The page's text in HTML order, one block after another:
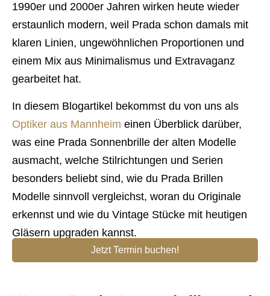
1990er und 2000er Jahren wirken heute wieder
erstaunlich modern, weil Prada schon damals mit
klaren Linien, ungewöhnlichen Proportionen und
einem Mix aus Minimalismus und Extravaganz
gearbeitet hat.
In diesem Blogartikel bekommst du von uns als
Optiker aus Mannheim einen Überblick darüber,
was eine Prada Sonnenbrille der alten Modelle
ausmacht, welche Stilrichtungen und Serien
besonders beliebt sind, wie du Prada Brillen
Modelle sinnvoll vergleichst, woran du Originale
erkennst und wie du Vintage Stücke mit heutigen
Gläsern upgraden kannst.
Jetzt Termin buchen!